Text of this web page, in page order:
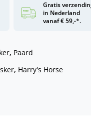
Gratis
in Nederland
vanaf € 59,-*.
, Paard
, Harry's Horse